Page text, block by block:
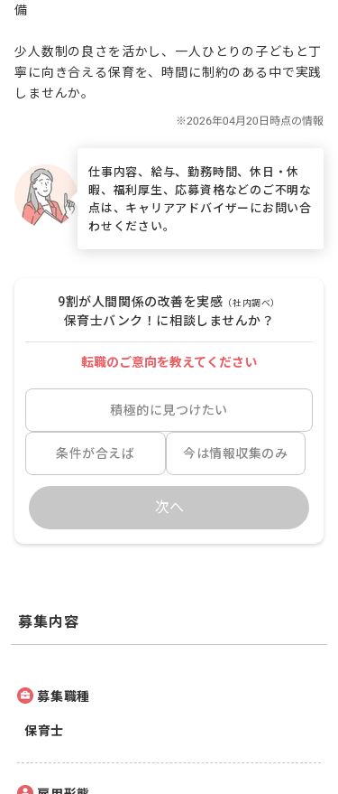
備
少人数制の良さを活かし、一人ひとりの子どもと丁
寧に向き合える保育を、時間に制約のある中で実践
しませんか。
仕事内容、給与、勤務時間、休日・休
暇、福利厚生、応募資格などのご不明な
点は、キャリアアドバイザーにお問い合
わせください。
9割が人間関係の改善を実感 （社内調べ）
保育士バンク！に相談しませんか？
転職のご意向を教えてください
積極的に見つけたい
条件が合えば 今は情報収集のみ
次へ
募集内容
募集職種
保育士